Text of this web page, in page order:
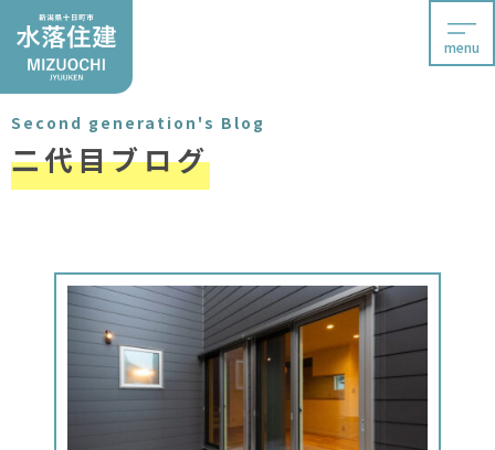
menu
Second generation's Blog
二代目ブログ